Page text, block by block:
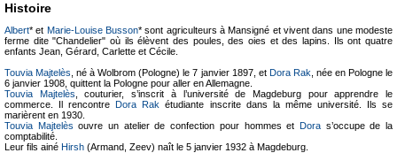
Histoire
Albert* et Marie-Louise Busson* sont agriculteurs à Mansigné et vivent dans une modeste
ferme dite "Chandelier" où ils élèvent des poules, des oies et des lapins. Ils ont quatre
enfants Jean, Gérard, Carlette et Cécile.
Touvia Majtelès , né à Wolbrom (Pologne) le 7 janvier 1897, et Dora Rak , née en Pologne le
6 janvier 1908, quittent la Pologne pour aller en Allemagne.
Touvia Majtelès , couturier, s’inscrit à l’université de Magdeburg pour apprendre le
commerce. Il rencontreDora Rak étudiante inscrite dans la même université. Ils se
marièrent en 1930.
Touvia Majtelès ouvre un atelier de confection pour hommes et Doras’occupe de la
comptabilité.
Leur fils ainé Hirsh (Armand, Zeev) naît le 5 janvier 1932 à Magdeburg.